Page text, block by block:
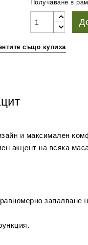
Получаване в
също купиха
и максимален
акцент на всяка
запалване